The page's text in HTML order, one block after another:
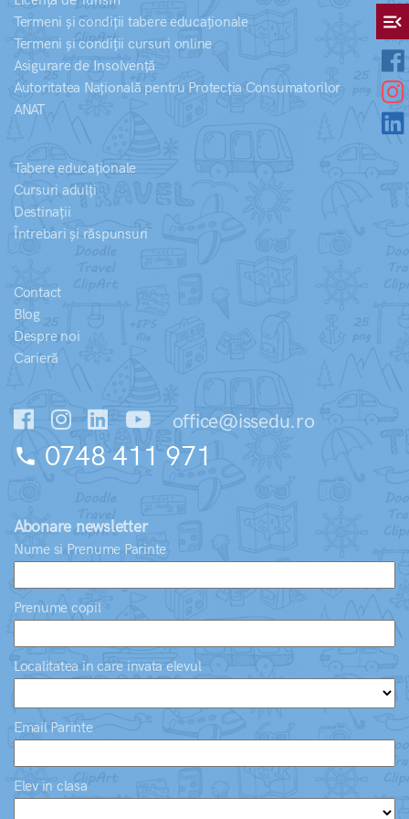
menu_open
Termeni și condiții tabere educaționale
Termeni și condiții cursuri online
Asigurare de Insolvență
Autoritatea Națională pentru Protecția Consumatorilor
ANAT
Tabere educaționale
Cursuri adulți
Destinații
Întrebari și răspunsuri
Contact
Blog
Despre noi
Carieră
office@issedu.ro
phone 0748 411 971
Abonare newsletter
Nume si Prenume Parinte
Prenume copil
Localitatea in care invata elevul
Email Parinte
Elev in clasa